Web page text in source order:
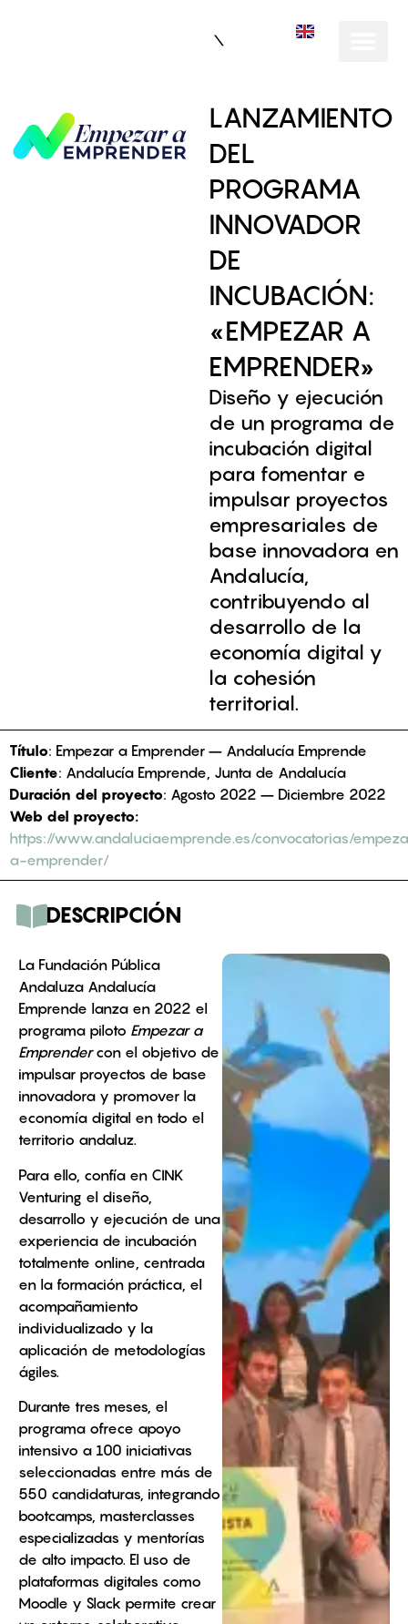
LANZAMIENTO
DEL
PROGRAMA
INNOVADOR
DE
INCUBACIÓN:
«EMPEZAR A
EMPRENDER»
Diseño y ejecución
de un programa de
incubación digital
para fomentar e
impulsar proyectos
empresariales de
base innovadora en
Andalucía,
contribuyendo al
desarrollo de la
economía digital y
la cohesión
territorial.
Título: Empezar a Emprender – Andalucía Emprende
Cliente: Andalucía Emprende, Junta de Andalucía
Duración del proyecto: Agosto 2022 – Diciembre 2022
Web del proyecto:
https://www.andaluciaemprende.es/convocatorias/
a-emprender/
DESCRIPCIÓN
La Fundación Pública
Andaluza Andalucía
Emprende lanza en 2022 el
programa piloto Empezar a
Emprendercon el objetivo de
impulsar proyectos de base
innovadora y promover la
economía digital en todo el
territorio andaluz.
Para ello, confía en CINK
Venturing el diseño,
desarrollo y ejecución de una
experiencia de incubación
totalmente online, centrada
en la formación práctica, el
acompañamiento
individualizado y la
aplicación de metodologías
ágiles.
Durante tres meses, el
programa ofrece apoyo
intensivo a 100 iniciativas
seleccionadas entre más de
550 candidaturas, integrando
bootcamps, masterclasses
especializadas y mentorías
de alto impacto. El uso de
plataformas digitales como
Moodle y Slack permite crear